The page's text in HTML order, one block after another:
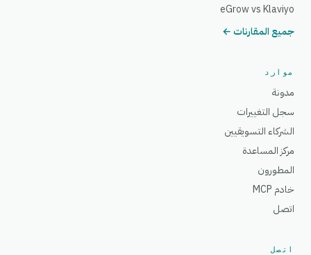
eGrow vs Klaviyo
جميع المقارنات ←
موارد
مدونة
سجل التغييرات
الشركاء التسويقيين
مركز المساعدة
المطورون
خادم MCP
اتصل
اتصل